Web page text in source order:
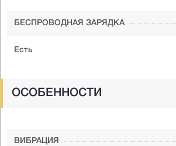
БЕСПРОВОДНАЯ ЗАРЯДКА
Есть
ОСОБЕННОСТИ
ВИБРАЦИЯ